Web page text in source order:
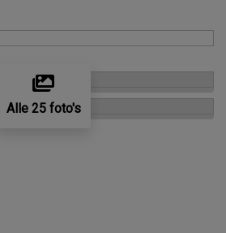
Alle 25 foto's